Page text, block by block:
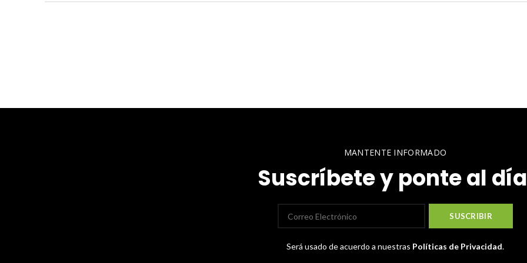
MANTENTE INFORMADO
Suscríbete y ponte al
Será usado de acuerdo a nuestras Políticas de Privacidad.